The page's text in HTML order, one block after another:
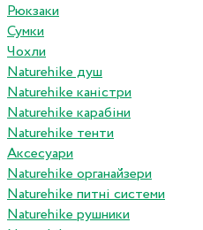
Рюкзаки
Сумки
Чохли
Naturehike душ
Naturehike каністри
Naturehike карабіни
Naturehike тенти
Аксесуари
Naturehike органайзери
Naturehike питні системи
Naturehike рушники